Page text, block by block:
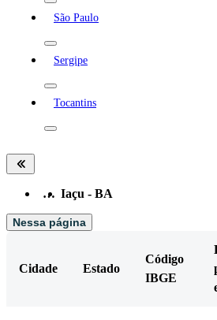
São Paulo
Sergipe
Tocantins
… Iaçu - BA
Nessa página
Cidade Estado
Código
IBGE